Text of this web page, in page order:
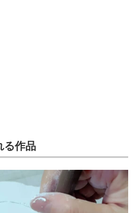
る作品